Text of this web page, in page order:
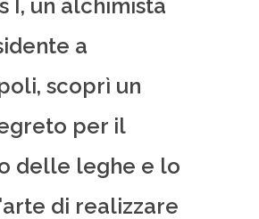
I, un alchimista
a
scoprì un
per il
delle leghe e lo
di realizzare